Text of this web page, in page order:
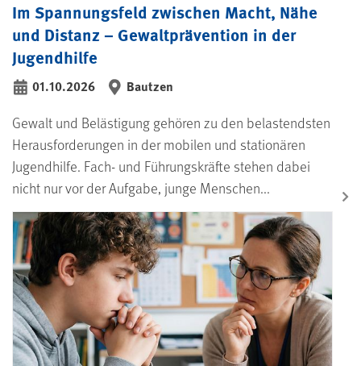
Im Spannungsfeld zwischen Macht, Nähe
und Distanz – Gewaltprävention in der
Jugendhilfe
01.10.2026 Bautzen
Gewalt und Belästigung gehören zu den belastendsten
Herausforderungen in der mobilen und stationären
Jugendhilfe. Fach- und Führungskräfte stehen dabei
nicht nur vor der Aufgabe, junge Menschen...